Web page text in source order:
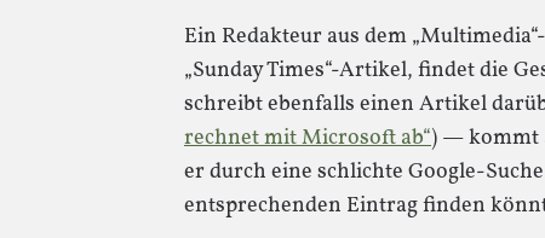
Ein Redakteur aus dem
„Sunday Times“-Artikel, findet die
schreibt ebenfalls einen Artikel
rechnet mit Microsoft ab“) — kommt
er durch eine schlichte Google-
entsprechenden Eintrag finden